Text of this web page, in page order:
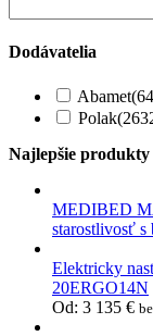
Dodávatelia
Abamet
Polak
Najlepšie produkty
MEDIBED
starostlivosť s
Elektricky
20ERGO14N
Od: 3 135 €